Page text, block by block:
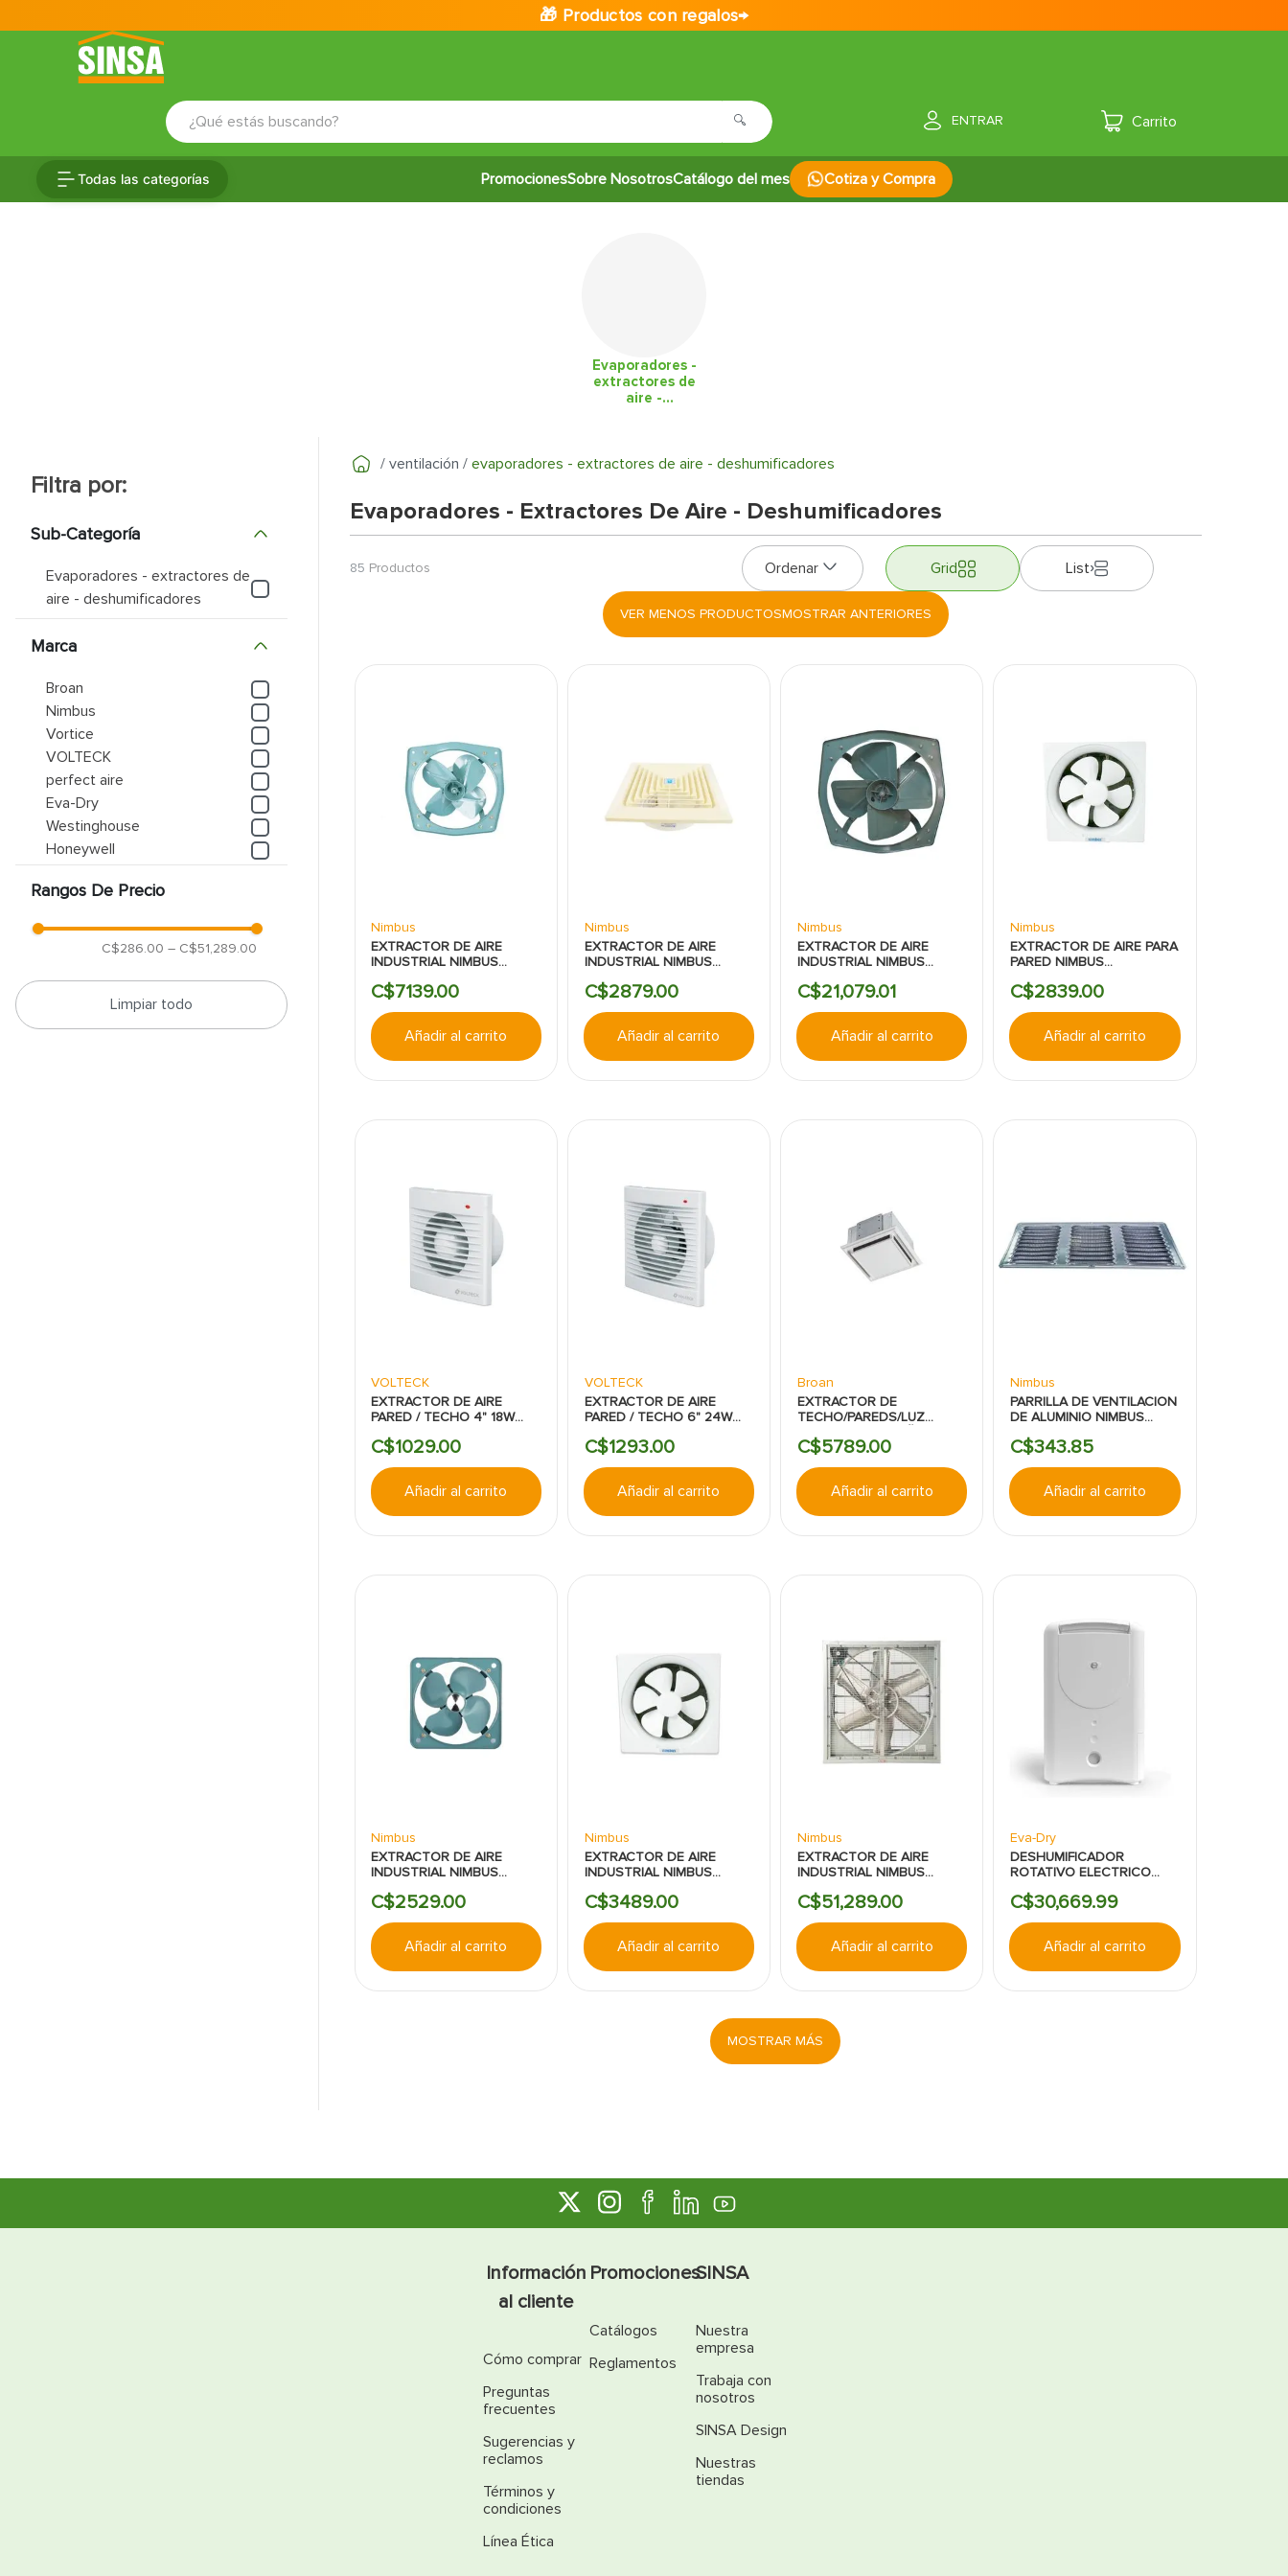
🎁 Productos con regalos→
¿Qué estás buscando?
ENTRAR
Todas las categorías PromocionesSobre NosotrosCatálogo del mes Cotiza y Compra
Evaporadores -
extractores de
aire -
Sub-Categoría
Evaporadores - extractores de
aire - deshumificadores
Marca
Broan
Nimbus
Vortice
VOLTECK
perfect aire
Eva-Dry
Westinghouse
Honeywell
Hisense
Mostrar 2 más
Rangos De Precio
C$286.00 – C$51,289.00
Limpiar todo
ventilación evaporadores - extractores de aire - deshumificadores
Evaporadores - Extractores De Aire - Deshumificadores
85 Productos Grid List
MOSTRAR ANTERIORES
Nimbus
EXTRACTOR DE AIRE
INDUSTRIAL NIMBUS
C$7139.00
Añadir al carrito
Nimbus
EXTRACTOR DE AIRE
INDUSTRIAL NIMBUS
C$2879.00
Añadir al carrito
Nimbus
EXTRACTOR DE AIRE
INDUSTRIAL NIMBUS
C$21,079.01
Añadir al carrito
Nimbus
EXTRACTOR DE AIRE PARA
PARED NIMBUS
C$2839.00
Añadir al carrito
VOLTECK
EXTRACTOR DE AIRE
PARED / TECHO 4" 18W
C$1029.00
Añadir al carrito
VOLTECK
EXTRACTOR DE AIRE
PARED / TECHO 6" 24W
C$1293.00
Añadir al carrito
Broan
EXTRACTOR DE
TECHO/PAREDS/LUZ
8.5"MODELO 62NT
ACTIVADO BROAN
C$5789.00
Añadir al carrito
Nimbus
PARRILLA DE VENTILACION
DE ALUMINIO NIMBUS
C$343.85
Añadir al carrito
Nimbus
EXTRACTOR DE AIRE
INDUSTRIAL NIMBUS
C$2529.00
Añadir al carrito
Nimbus
EXTRACTOR DE AIRE
INDUSTRIAL NIMBUS
C$3489.00
Añadir al carrito
Nimbus
EXTRACTOR DE AIRE
INDUSTRIAL NIMBUS
C$51,289.00
Añadir al carrito
Eva-Dry
DESHUMIFICADOR
ROTATIVO ELECTRICO
DRY
C$30,669.99
Añadir al carrito
MOSTRAR MÁS
Información
al cliente
Cómo comprar
Preguntas
frecuentes
Sugerencias y
reclamos
Términos y
condiciones
Línea Ética
Promociones
Catálogos
Reglamentos
SINSA
Nuestra
empresa
Trabaja con
nosotros
SINSA Design
Nuestras
tiendas